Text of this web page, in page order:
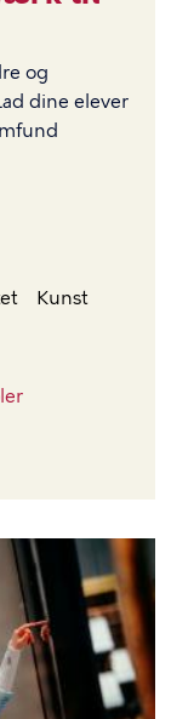
og
dine elever
Kunst